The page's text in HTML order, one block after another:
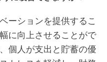
ーションを提供するこ
に向上させることがで
個人が支出と貯蓄の優